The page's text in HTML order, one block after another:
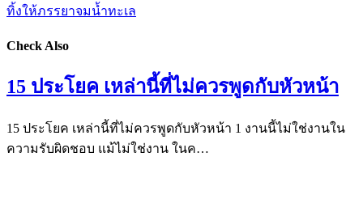
ทิ้งให้ภรรยาจมน้ำทะเล
Check Also
15 ประโยค เหล่านี้ที่ไม่ควรพูดกับหัวหน้า
15 ประโยค เหล่านี้ที่ไม่ควรพูดกับหัวหน้า 1 งานนี้ไม่ใช่งานใน
ความรับผิดชอบ แม้ไม่ใช่งาน ในค…